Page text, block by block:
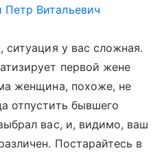
Витальевич
ситуация у вас сложная.
первой жене
женщина, похоже, не
отпустить бывшего
вас, и, видимо, ваш
Постарайтесь в